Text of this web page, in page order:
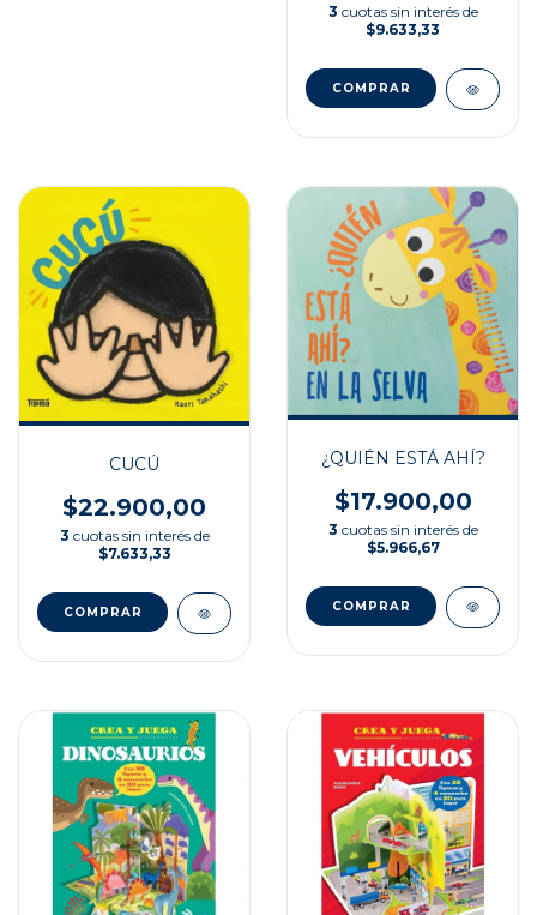
3 cuotas sin interés de
$9.633,33
CUCÚ
$22.900,00
3 cuotas sin interés de
$7.633,33
¿QUIÉN ESTÁ AHÍ?
$17.900,00
3 cuotas sin interés de
$5.966,67